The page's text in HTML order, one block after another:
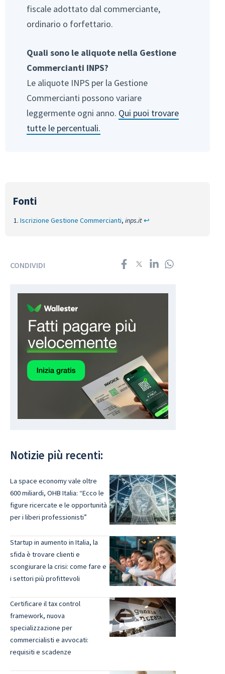
fiscale adottato dal commerciante,
ordinario o forfettario.
Quali sono le aliquote nella Gestione
Commercianti INPS?
Le aliquote INPS per la Gestione
Commercianti possono variare
leggermente ogni anno. Qui puoi trovare
tutte le percentuali.
Iscrizione Gestione Commercianti, inps.it↩︎
CONDIVIDI
Notizie più recenti:
La space economy vale oltre
600 miliardi, OHB Italia: “Ecco le
figure ricercate e le opportunità
per i liberi professionisti”
Startup in aumento in Italia, la
sfida è trovare clienti e
scongiurare la crisi: come fare e
i settori più profittevoli
Certificare il tax control
framework, nuova
specializzazione per
commercialisti e avvocati:
requisiti e scadenze